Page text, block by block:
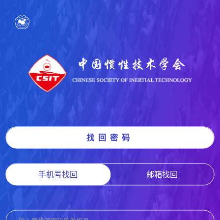
找回密码
手机号找回 邮箱找回